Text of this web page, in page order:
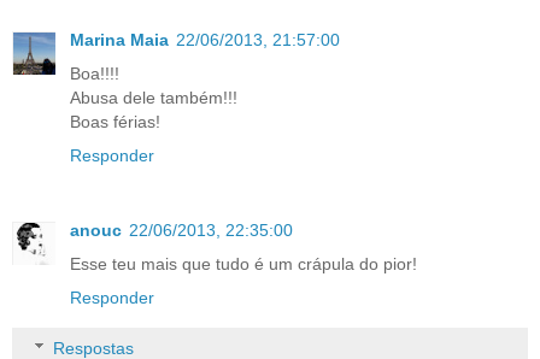
Marina Maia 22/06/2013, 21:57:00
Boa!!!!
Abusa dele também!!!
Boas férias!
Responder
anouc 22/06/2013, 22:35:00
Esse teu mais que tudo é um crápula do pior!
Responder
Respostas